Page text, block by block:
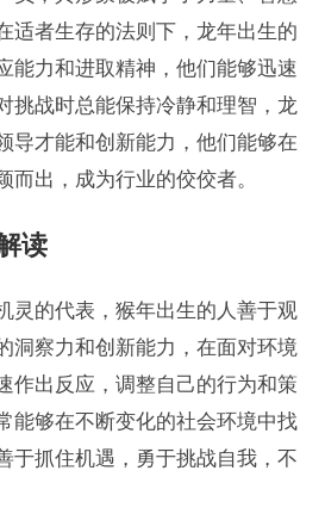
适者生存的法则下，龙年出生的
能力和进取精神，他们能够迅速
挑战时总能保持冷静和理智，龙
导才能和创新能力，他们能够在
而出，成为行业的佼佼者。
读
灵的代表，猴年出生的人善于观
洞察力和创新能力，在面对环境
作出反应，调整自己的行为和策
能够在不断变化的社会环境中找
于抓住机遇，勇于挑战自我，不